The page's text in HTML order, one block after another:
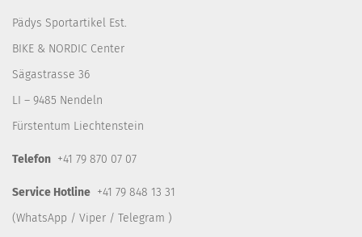
Pädys Sportartikel Est.
BIKE & NORDIC Center
Sägastrasse 36
LI – 9485 Nendeln
Fürstentum Liechtenstein
Telefon +41 79 870 07 07
Service Hotline +41 79 848 13 31
(WhatsApp / Viper / Telegram )